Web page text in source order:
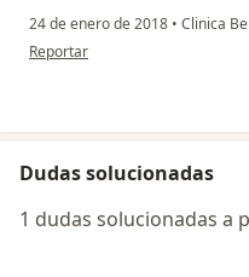
24 de enero de 2018 • Clinica
en opinión del usuario usuario
Reportar
Dudas solucionadas
1 dudas solucionadas a